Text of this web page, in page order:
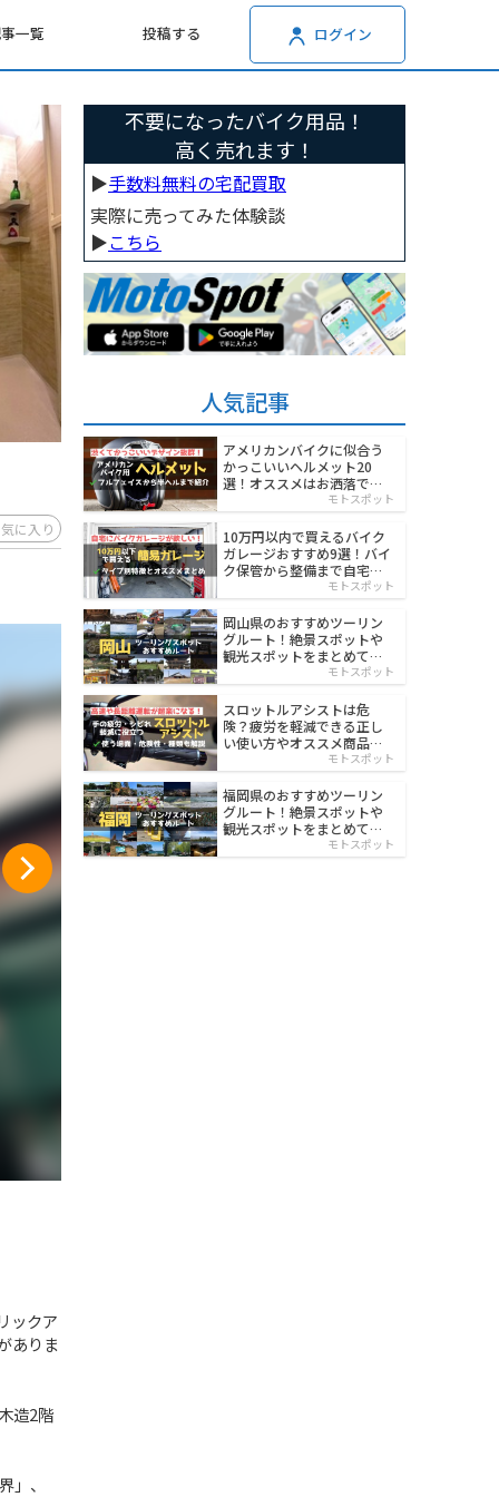
一覧 投稿する ログイン
に入り
ックア
ありま
造2階
、
不要になったバイク用品！
高く売れます！
▶︎手数料無料の宅配買取
実際に売ってみた体験談
▶︎こちら
人気記事
アメリカンバイクに似合う
かっこいいヘルメット20
選！オススメはお洒落でワ
モトスポット
10万円以内で買えるバイク
ガレージおすすめ9選！バイ
ク保管から整備まで自宅で
モトスポット
岡山県のおすすめツーリン
グルート！絶景スポットや
観光スポットをまとめて紹
モトスポット
スロットルアシストは危
険？疲労を軽減できる正し
い使い方やオススメ商品を
モトスポット
福岡県のおすすめツーリン
グルート！絶景スポットや
観光スポットをまとめて紹
モトスポット